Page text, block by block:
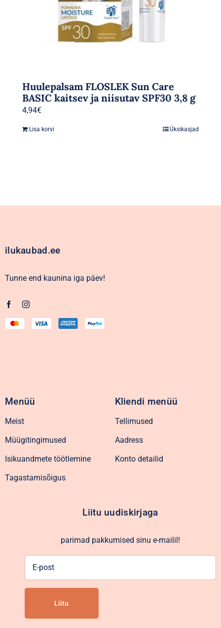
Huulepalsam FLOSLEK Sun Care
BASIC kaitsev ja niisutav SPF30 3,8 g
4,94€
Lisa korvi Üksikasjad
ilukaubad.ee
Tunne end kaunina iga päev!
Menüü
Meist
Müügitingimused
Isikuandmete töötlemine
Tagastamisõigus
Kliendi menüü
Tellimused
Aadress
Konto detailid
Liitu uudiskirjaga
parimad pakkumised sinu e-mailil!